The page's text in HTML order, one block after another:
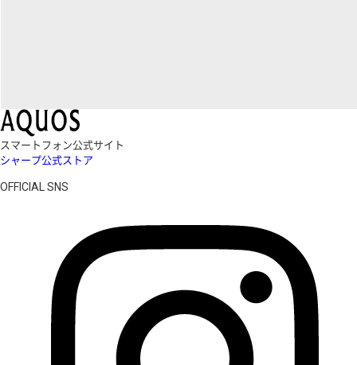
スマートフォン公式サイト
シャープ公式ストア
OFFICIAL SNS